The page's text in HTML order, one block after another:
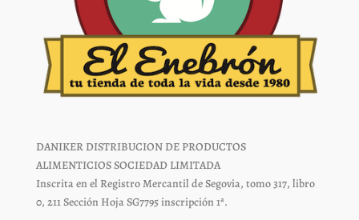
DANIKER DISTRIBUCION DE PRODUCTOS
ALIMENTICIOS SOCIEDAD LIMITADA
Inscrita en el Registro Mercantil de Segovia, tomo 317, libro
0, 211 Sección Hoja SG7795 inscripción 1ª.